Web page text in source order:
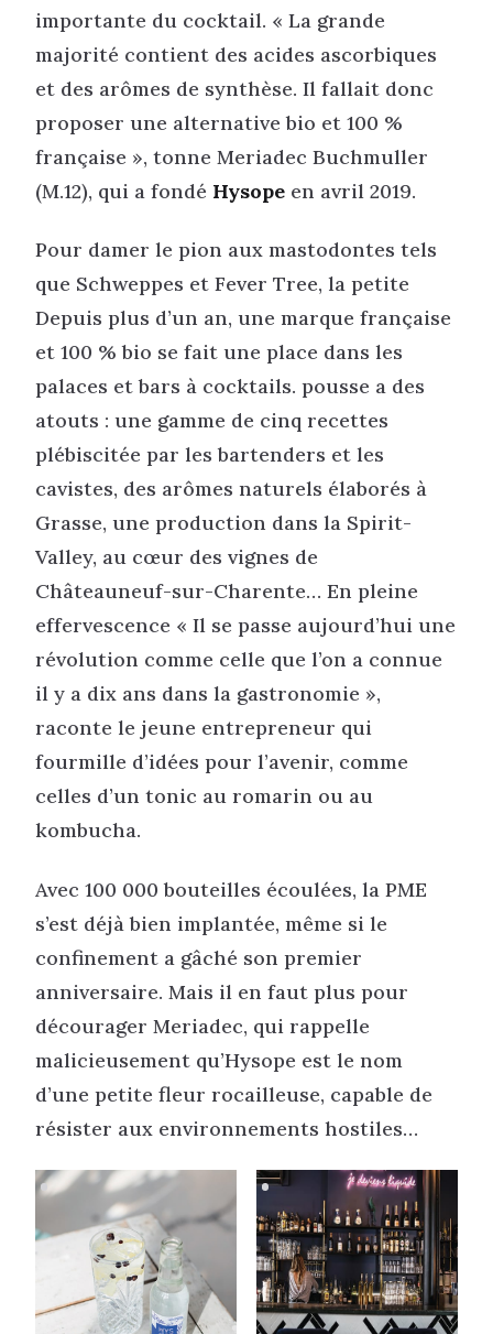
importante du cocktail. « La grande
majorité contient des acides ascorbiques
et des arômes de synthèse. Il fallait donc
proposer une alternative bio et 100 %
française », tonne Meriadec Buchmuller
(M.12), qui a fondé Hysope en avril 2019.
Pour damer le pion aux mastodontes tels
que Schweppes et Fever Tree, la petite
Depuis plus d’un an, une marque française
et 100 % bio se fait une place dans les
palaces et bars à cocktails. pousse a des
atouts : une gamme de cinq recettes
plébiscitée par les bartenders et les
cavistes, des arômes naturels élaborés à
Grasse, une production dans la Spirit-
Valley, au cœur des vignes de
Châteauneuf-sur-Charente… En pleine
effervescence « Il se passe aujourd’hui une
révolution comme celle que l’on a connue
il y a dix ans dans la gastronomie »,
raconte le jeune entrepreneur qui
fourmille d’idées pour l’avenir, comme
celles d’un tonic au romarin ou au
kombucha.
Avec 100 000 bouteilles écoulées, la PME
s’est déjà bien implantée, même si le
confinement a gâché son premier
anniversaire. Mais il en faut plus pour
décourager Meriadec, qui rappelle
malicieusement qu’Hysope est le nom
d’une petite fleur rocailleuse, capable de
résister aux environnements hostiles…